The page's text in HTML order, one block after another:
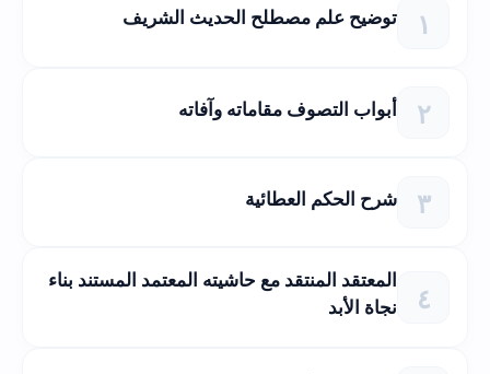
توضيح علم مصطلح الحديث الشريف
أبواب التصوف مقاماته وآفاته
شرح الحكم العطائية
المعتقد المنتقد مع حاشيته المعتمد المستند بناء
نجاة الأبد